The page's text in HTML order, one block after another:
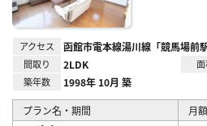
アクセス 函館市電本線湯川線「競馬場前
間取り 2LDK
築年数 1998年 10月 築
プラン名・期間
月